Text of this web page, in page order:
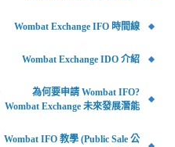
Wombat Exchange IFO 時間線
Wombat Exchange IDO 介紹
為何要申請 Wombat IFO?
Wombat Exchange 未來發展潛能
Wombat IFO 教學 (Public Sale 公